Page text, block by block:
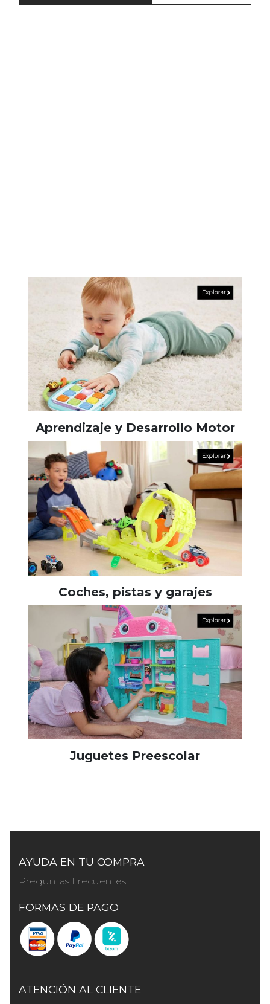
Aprendizaje y Desarrollo Motor
Coches, pistas y garajes
Juguetes Preescolar
AYUDA EN TU COMPRA
Preguntas Frecuentes
FORMAS DE PAGO
ATENCIÓN AL CLIENTE